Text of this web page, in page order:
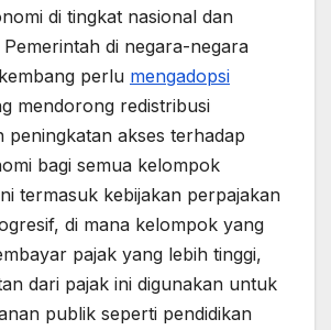
di tingkat nasional dan
di negara-negara
perlu mengadopsi
mendorong redistribusi
peningkatan akses terhadap
bagi semua kelompok
termasuk kebijakan perpajakan
di mana kelompok yang
pajak yang lebih tinggi,
dari pajak ini digunakan untuk
publik seperti pendidikan